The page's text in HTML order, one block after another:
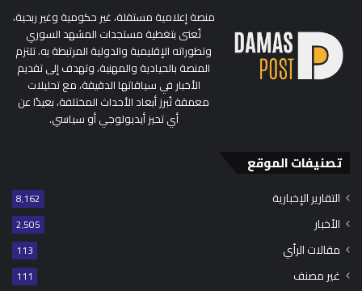
منصة إعلامية مستقلة، غير حكومية وغير ربحية،
تُعنى بتغطية مستجدات المشهد السوري
وتطوراته الإقليمية والدولية المرتبطة به. تلتزم
المنصة بالحيادية والمهنية، وتهدف إلى تقديم
الأخبار في سياقاتها الدقيقة، مع تحليلات
معمقة تُبرز أبعاد الأحداث المختلفة، بعيدًا عن
أي تحيز أيديولوجي أو سياسي.
تصنيفات الموقع
التقارير الإخبارية 8٬162
الأخبار 2٬505
مقالات الرأي 113
غير مصنف 111